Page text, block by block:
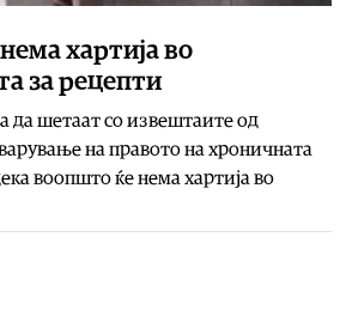
хартија во
за рецепти
да шетаат со извештаите од
на правото на хроничната
воопшто ќе нема хартија во